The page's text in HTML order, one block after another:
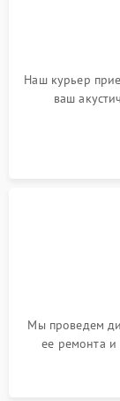
Наш курьер
ваш
Мы проведем
ее ремонта